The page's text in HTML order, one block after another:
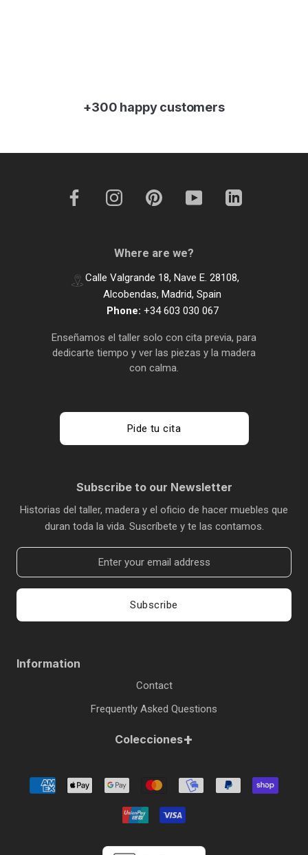
+300 happy customers
Where are we?
Calle Valgrande 18, Nave E. 28108,
Alcobendas, Madrid, Spain
Phone: +34 603 030 067
Enseñamos el taller solo con cita previa, para
dedicarte tiempo y ver las piezas y la madera
con calma.
Pide tu cita
Subscribe to our Newsletter
Historias del taller, madera y el oficio de hacer muebles que
duran toda la vida. Suscríbete y te las contamos.
Subscribe
Information
Contact
Frequently Asked Questions
Colecciones+